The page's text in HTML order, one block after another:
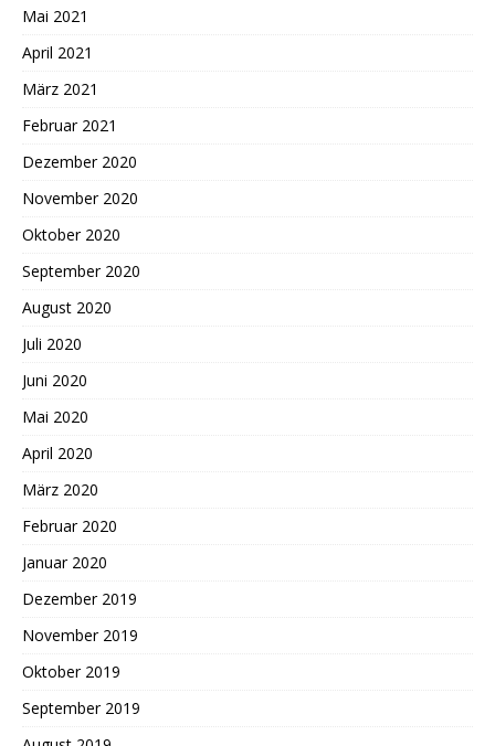
Mai 2021
April 2021
März 2021
Februar 2021
Dezember 2020
November 2020
Oktober 2020
September 2020
August 2020
Juli 2020
Juni 2020
Mai 2020
April 2020
März 2020
Februar 2020
Januar 2020
Dezember 2019
November 2019
Oktober 2019
September 2019